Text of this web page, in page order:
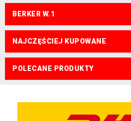
BERKER W.1
NAJCZĘŚCIEJ KUPOWANE
POLECANE PRODUKTY